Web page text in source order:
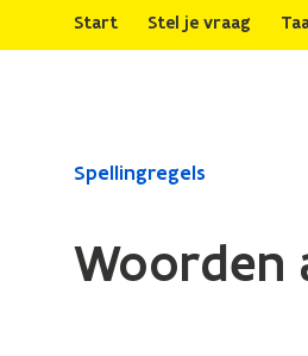
Start Stel je vraag
GedaanSpellingregels
Woorden